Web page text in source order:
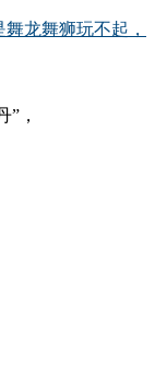
龙舞狮玩不起，
”，